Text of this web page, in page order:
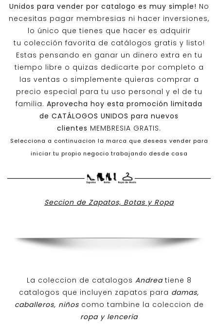
Unidos para vender por catalogo es muy simple! No
necesitas pagar membresias ni hacer inversiones,
lo único que tienes que hacer es adquirir
tu colección favorita de catálogos gratis y listo!
Estas pensando en ganar un dinero extra en tu
tiempo libre o quizas dedicarte por completo a
las ventas o simplemente quieras comprar a
precio especial para tu uso personal y el de tu
familia. Aprovecha hoy esta promoción limitada
de CATÁLOGOS UNIDOS para nuevos
clientes MEMBRESIA GRATIS.
Selecciona a continuacion la marca que deseas vender para
iniciar tu propio negocio trabajando desde casa
Seccion de Zapatos, Botas y Ropa
La coleccion de catalogos Andreatiene 8
catalogos que incluyen zapatos para damas,
caballeros, niños como tambine la coleccion de
ropa y lenceria